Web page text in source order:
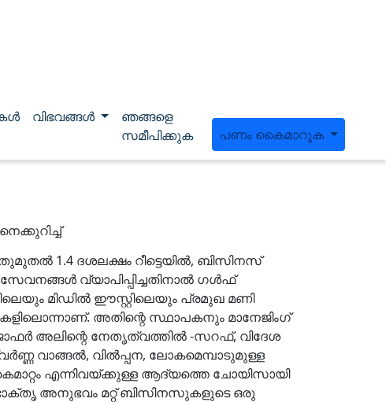
വിഭവങ്ങൾ
ഞങ്ങളെ
സമീപിക്കുക
പണം കൈമാറുക
1.4 ദശലക്ഷം റീട്ടെയിൽ, ബിസിനസ്
വ്യാപിപ്പിച്ചതിനാൽ ഗൾഫ്
മിഡിൽ ഈസ്റ്റിലെയും പ്രമുഖ മണി
അതിന്റെ സ്ഥാപകനും മാനേജിംഗ്
അലിന്റെ നേതൃത്വത്തിൽ -സറഫ്, വിദേശ
വാങ്ങൽ, വിൽപ്പന, ലോകമെമ്പാടുമുള്ള
എന്നിവയ്ക്കുള്ള ആദ്യത്തെ ചോയിസായി
അനുഭവം മറ്റ് ബിസിനസുകളുടെ ഒരു